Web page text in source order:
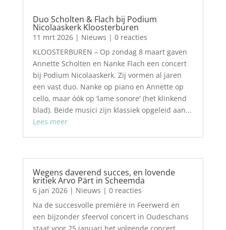
Duo Scholten & Flach bij Podium
Nicolaaskerk Kloosterburen
11 mrt 2026| Nieuws | 0 reacties
KLOOSTERBUREN – Op zondag 8 maart gaven
Annette Scholten en Nanke Flach een concert
bij Podium Nicolaaskerk. Zij vormen al jaren
een vast duo. Nanke op piano en Annette op
cello, maar óók op ‘lame sonore' (het klinkend
blad). Beide musici zijn klassiek opgeleid aan...
Lees meer
Wegens daverend succes, en lovende
kritiek Arvo Pärt in Scheemda
6 jan 2026| Nieuws | 0 reacties
Na de succesvolle première in Feerwerd en
een bijzonder sfeervol concert in Oudeschans